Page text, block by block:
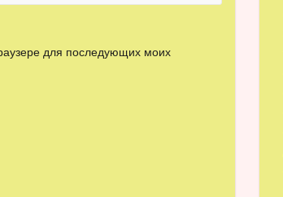
для последующих моих